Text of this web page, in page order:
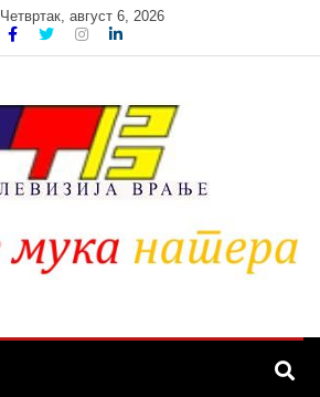
Четвртак, август 6, 2026